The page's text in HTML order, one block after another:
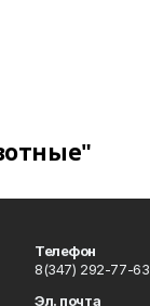
Телефон
8(347) 292-77-63
Эл. почта